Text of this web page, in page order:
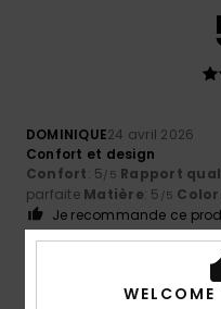
DOMINIQUE24 avril 2026
Confort et design
Confort: 5/5 Rapport
parfaite Matière: 5 /5
Je recommande ce